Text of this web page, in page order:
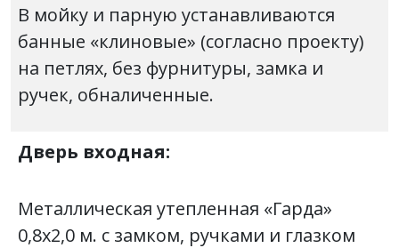
В мойку и парную устанавливаются
банные «клиновые» (согласно проекту)
на петлях, без фурнитуры, замка и
ручек, обналиченные.
Дверь входная:
Металлическая утепленная «Гарда»
0,8х2,0 м. с замком, ручками и глазком